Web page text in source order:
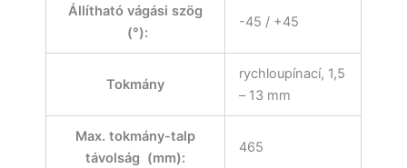
Állítható vágási szög
(°):
-45 / +45
Tokmány
rychloupínací, 1,5
– 13 mm
Max. tokmány-talp
távolság (mm):
465